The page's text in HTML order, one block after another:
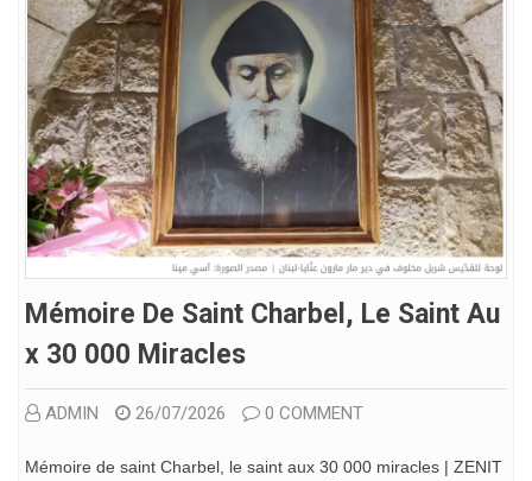
Mémoire De Saint Charbel, Le Saint Au
X 30 000 Miracles
ADMIN 26/07/2026 0 COMMENT
Mémoire de saint Charbel, le saint aux 30 000 miracles | ZENIT